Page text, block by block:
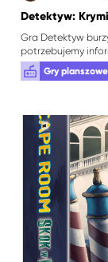
Detektyw:
Gra Detektyw
potrzebujemy
Gry planszowe